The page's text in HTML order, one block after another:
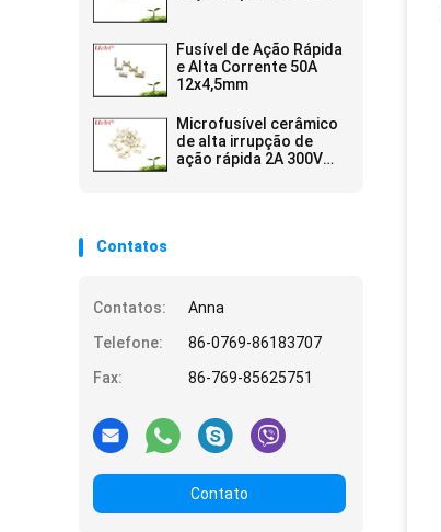
Fusível de Ação Rápida
e Alta Corrente 50A
12x4,5mm
Microfusível cerâmico
de alta irrupção de
ação rápida 2A 300V
Contatos
Contatos:
Anna
Telefone:
86-0769-86183707
Fax:
86-769-85625751
Contato